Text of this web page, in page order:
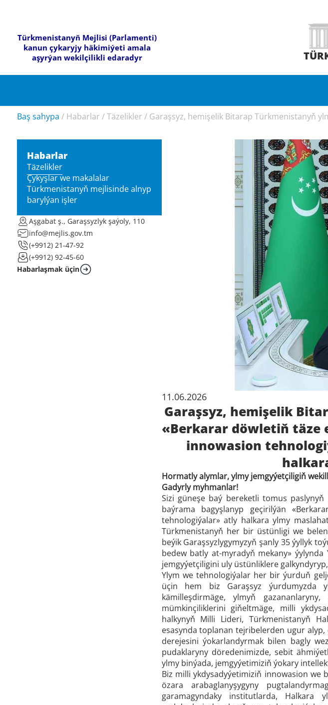
Türkmenistanyň Mejlisi (Parlamenti)
kanun çykaryjy häkimiýeti amala
aşyrýan wekilçilikli edaradyr
Baş sahypa / Habarlar /Täzelikler / Garaşsyz, hemişelik Bitarap Türkmenistanyň
Habarlar
Täzelikler
Çykyşlar we makalalar
Türkmenistanyň mejlisinde alnyp
barylýan işler
Aşgabat ş., Garaşsyzlyk şaýoly, 110
info@mejlis.gov.tm
(+9912) 21-47-92
(+9912) 92-45-60
Habarlaşmak üçin
11.06.2026
Garaşsyz, hemişelik
«Berkarar döwletiň täze
innowasion
Hormatly alymlar, ylmy jemgyýetçiligiň
Gadyrly myhmanlar!
Sizi güneşe baý bereketli tomus
baýrama bagyşlanyp geçirilýän
tehnologiýalar» atly halkara ylmy
Türkmenistanyň her bir üstünligi we
beýik Garaşsyzlygymyzyň şanly 35 ýyllyk
bedew batly at-myradyň mekany»
jemgyýetçiligini uly üstünliklere
Ylym we tehnologiýalar her bir ýurduň
üçin hem biz Garaşsyz ýurdumyzda
kämilleşdirmäge, ylmyň
mümkinçiliklerini giňeltmäge, milli
halkynyň Milli Lideri, Türkmenistanyň
esasynda toplanan tejribelerden ugur
derejesini ýokarlandyrmak bilen bagly
pudaklaryny döredenimizde, sebit
ylmy binýada, jemgyýetimiziň ýokary
Biz milli ykdysadyýetimiziň innowasion we
özara arabaglanyşygyny
garamagyndaky institutlarda, Halkara